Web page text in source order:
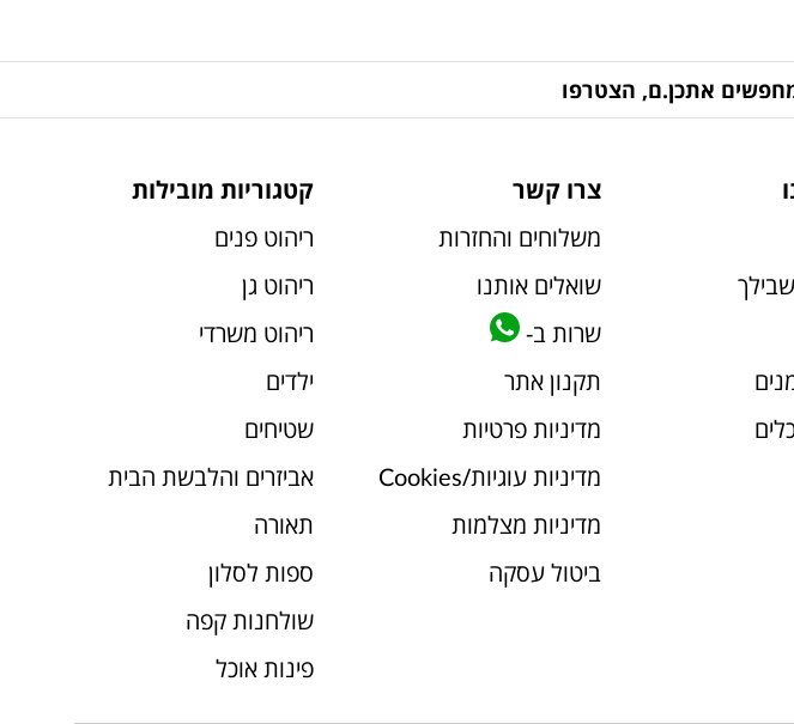
אתכן.ם, הצטרפו
צרו קשר
משלוחים והחזרות
שואלים אותנו
שרות ב-
תקנון אתר
מדיניות פרטיות
מדיניות עוגיות/Cookies
מדיניות מצלמות
ביטול עסקה
קטגוריות מובילות
ריהוט פנים
ריהוט גן
ריהוט משרדי
ילדים
שטיחים
אביזרים והלבשת הבית
תאורה
ספות לסלון
שולחנות קפה
פינות אוכל